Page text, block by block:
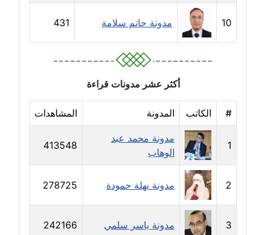
مدونة رشا السعدي
عاملة
مدونة رشا شمس الدين
عاملة
مدونة رشا كمال
عاملة
مدونة رشا ماهر
عاملة
مدونة رشيد سبابو
عاملة
10 مدونة حاتم سلامة 431
أكثر عشر مدونات قراءة
# الكاتب المدونة المشاهدات
1
مدونة محمد عبد
الوهاب
413548
2 مدونة نهلة حمودة 278725
3 مدونة ياسر سلمي 242166